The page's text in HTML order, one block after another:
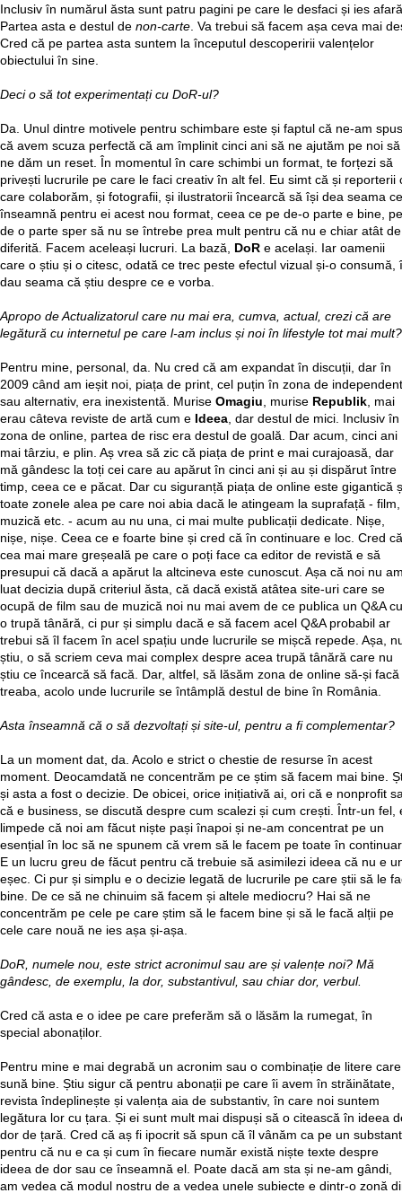
Inclusiv în numărul ăsta sunt patru pagini pe care le desfaci și ies
Partea asta e destul de non-carte. Va trebui să facem așa ceva mai
Cred că pe partea asta suntem la începutul descoperirii valențelor
obiectului în sine.
Deci o să tot experimentați cu DoR-ul?
Da. Unul dintre motivele pentru schimbare este și faptul că ne-am spus
că avem scuza perfectă că am împlinit cinci ani să ne ajutăm pe noi să
ne dăm un reset. În momentul în care schimbi un format, te forțezi să
privești lucrurile pe care le faci creativ în alt fel. Eu simt că și reporterii
care colaborăm, și fotografii, și ilustratorii încearcă să își dea seama ce
înseamnă pentru ei acest nou format, ceea ce pe de-o parte e bine, pe
de o parte sper să nu se întrebe prea mult pentru că nu e chiar atât de
diferită. Facem aceleași lucruri. La bază, DoR e același. Iar oamenii
care o știu și o citesc, odată ce trec peste efectul vizual și-o consumă,
dau seama că știu despre ce e vorba.
Apropo de Actualizatorul care nu mai era, cumva, actual, crezi că are
legătură cu internetul pe care l-am inclus și noi în lifestyle tot mai mult?
Pentru mine, personal, da. Nu cred că am expandat în discuții, dar în
2009 când am ieșit noi, piața de print, cel puțin în zona de independent
sau alternativ, era inexistentă. Murise Omagiu, murise Republik, mai
erau câteva reviste de artă cum e Ideea, dar destul de mici. Inclusiv în
zona de online, partea de risc era destul de goală. Dar acum, cinci ani
mai târziu, e plin. Aș vrea să zic că piața de print e mai curajoasă, dar
mă gândesc la toți cei care au apărut în cinci ani și au și dispărut între
timp, ceea ce e păcat. Dar cu siguranță piața de online este gigantică
toate zonele alea pe care noi abia dacă le atingeam la suprafață - film,
muzică etc. - acum au nu una, ci mai multe publicații dedicate. Nișe,
nișe, nișe. Ceea ce e foarte bine și cred că în continuare e loc. Cred că
cea mai mare greșeală pe care o poți face ca editor de revistă e să
presupui că dacă a apărut la altcineva este cunoscut. Așa că noi nu
luat decizia după criteriul ăsta, că dacă există atâtea site-uri care se
ocupă de film sau de muzică noi nu mai avem de ce publica un Q&A cu
o trupă tânără, ci pur și simplu dacă e să facem acel Q&A probabil ar
trebui să îl facem în acel spațiu unde lucrurile se mișcă repede. Așa,
știu, o să scriem ceva mai complex despre acea trupă tânără care nu
știu ce încearcă să facă. Dar, altfel, să lăsăm zona de online să-și facă
treaba, acolo unde lucrurile se întâmplă destul de bine în România.
Asta înseamnă că o să dezvoltați și site-ul, pentru a fi complementar?
La un moment dat, da. Acolo e strict o chestie de resurse în acest
moment. Deocamdată ne concentrăm pe ce știm să facem mai bine.
și asta a fost o decizie. De obicei, orice inițiativă ai, ori că e nonprofit
că e business, se discută despre cum scalezi și cum crești. Într-un fel,
limpede că noi am făcut niște pași înapoi și ne-am concentrat pe un
esențial în loc să ne spunem că vrem să le facem pe toate în
E un lucru greu de făcut pentru că trebuie să asimilezi ideea că nu e
eșec. Ci pur și simplu e o decizie legată de lucrurile pe care știi să le
bine. De ce să ne chinuim să facem și altele mediocru? Hai să ne
concentrăm pe cele pe care știm să le facem bine și să le facă alții pe
cele care nouă ne ies așa și-așa.
DoR, numele nou, este strict acronimul sau are și valențe noi? Mă
gândesc, de exemplu, la dor, substantivul, sau chiar dor, verbul.
Cred că asta e o idee pe care preferăm să o lăsăm la rumegat, în
special abonaților.
Pentru mine e mai degrabă un acronim sau o combinație de litere care
sună bine. Știu sigur că pentru abonații pe care îi avem în străinătate,
revista îndeplinește și valența aia de substantiv, în care noi suntem
legătura lor cu țara. Și ei sunt mult mai dispuși să o citească în ideea
dor de țară. Cred că aș fi ipocrit să spun că îl vânăm ca pe un
pentru că nu e ca și cum în fiecare număr există niște texte despre
ideea de dor sau ce înseamnă el. Poate dacă am sta și ne-am gândi,
am vedea că modul nostru de a vedea unele subiecte e dintr-o zonă